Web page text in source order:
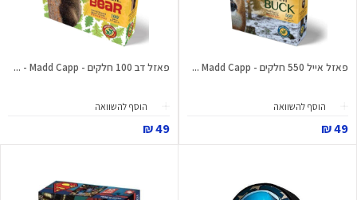
פאזל אייל 550 חלקים - Madd Capp ...
הוסף להשוואה
49 ₪
פאזל דב 100 חלקים - Madd Capp - ...
הוסף להשוואה
49 ₪